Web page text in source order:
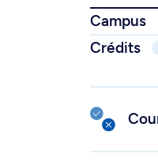
Campus
Crédits